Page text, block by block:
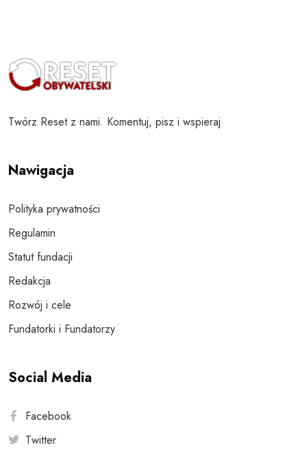
Twórz Reset z nami. Komentuj, pisz i wspieraj
Nawigacja
Polityka prywatności
Regulamin
Statut fundacji
Redakcja
Rozwój i cele
Fundatorki i Fundatorzy
Social Media
Facebook
Twitter